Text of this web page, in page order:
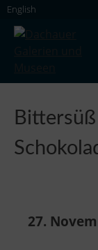
Skip
content
English
27.